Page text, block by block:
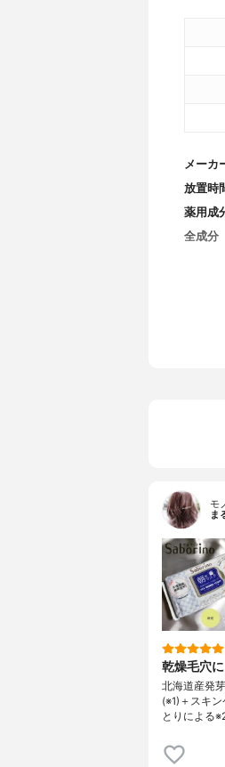
メーカ
放置時
薬用成
全成分
内容量
モ
ま
乾燥毛穴
北海道産発
(※1)＋スキ
とりによる